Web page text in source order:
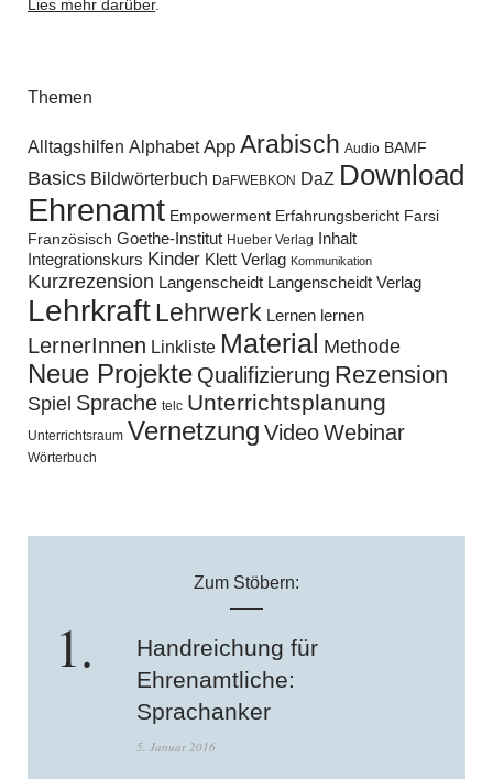
Lies mehr darüber.
Themen
Alltagshilfen Alphabet App Arabisch Audio BAMF
Basics Bildwörterbuch DaFWEBKON DaZ Download
Ehrenamt Empowerment Erfahrungsbericht Farsi
Französisch Goethe-Institut Hueber Verlag
Inhalt
Integrationskurs Kinder Klett Verlag Kommunikation
Kurzrezension Langenscheidt Langenscheidt Verlag
LehrkraftLehrwerk Lernen lernen
LernerInnen Linkliste Material Methode
Neue Projekte Qualifizierung Rezension
Spiel Sprache telc Unterrichtsplanung
Unterrichtsraum Vernetzung VideoWebinar
Wörterbuch
Zum Stöbern:
Handreichung für
Ehrenamtliche:
Sprachanker
5. Januar 2016